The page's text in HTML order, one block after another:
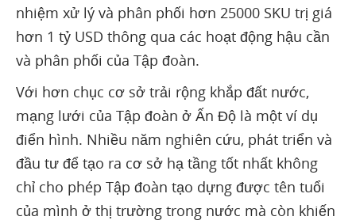
nhiệm xử lý và phân phối hơn 25000 SKU trị giá
hơn 1 tỷ USD thông qua các hoạt động hậu cần
và phân phối của Tập đoàn.
Với hơn chục cơ sở trải rộng khắp đất nước,
mạng lưới của Tập đoàn ở Ấn Độ là một ví dụ
điển hình. Nhiều năm nghiên cứu, phát triển và
đầu tư để tạo ra cơ sở hạ tầng tốt nhất không
chỉ cho phép Tập đoàn tạo dựng được tên tuổi
của mình ở thị trường trong nước mà còn khiến